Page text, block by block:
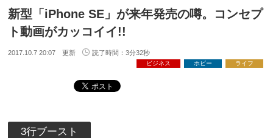
新型「iPhone SE」が来年発売の噂。コンセプ
ト動画がカッコイイ!!
2017.10.7 20:07 更新 読了時間：3分32秒
ビジネス ホビー ライフ
3行ブースト